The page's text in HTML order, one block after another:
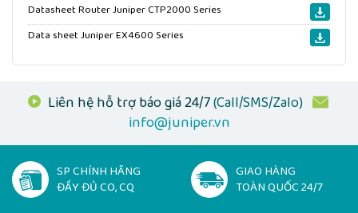
Datasheet Router Juniper CTP2000 Series
Data sheet Juniper EX4600 Series
Liên hệ hỗ trợ báo giá 24/7(Call/SMS/Zalo)
info@juniper.vn
SP CHÍNH HÃNG
ĐẦY ĐỦ CO, CQ
GIAO HÀNG
TOÀN QUỐC 24/7